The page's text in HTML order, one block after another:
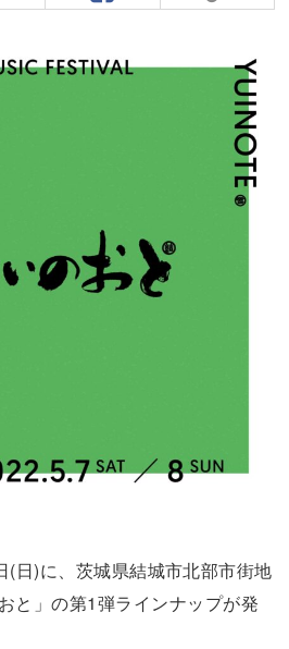
日)に、茨城県結城市北部市街地
と」の第1弾ラインナップが発